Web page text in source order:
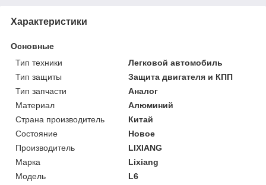
Характеристики
Основные
Тип техники
Легковой автомобиль
Тип защиты
Защита двигателя и КПП
Тип запчасти
Аналог
Материал
Алюминий
Страна производитель
Китай
Состояние
Новое
Производитель
LIXIANG
Марка
Lixiang
Модель
L6